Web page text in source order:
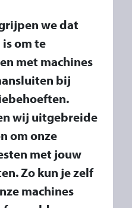
we dat
om te
met machines
bij
wij uitgebreide
om onze
met jouw
Zo kun je zelf
machines